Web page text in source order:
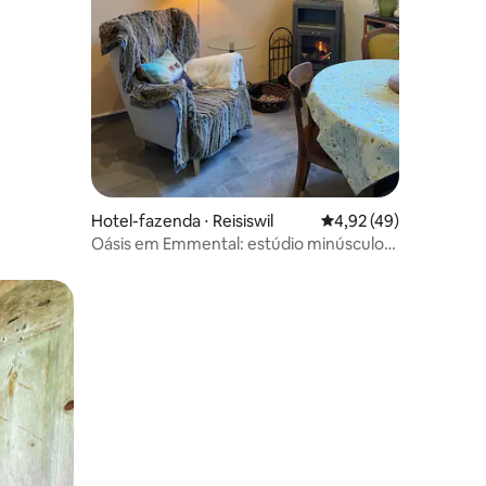
Hotel-fazenda ⋅ Reisiswil 4,92 de uma
4,92 (49)
Oásis em Emmental: estúdio minúsculo
hóspedes